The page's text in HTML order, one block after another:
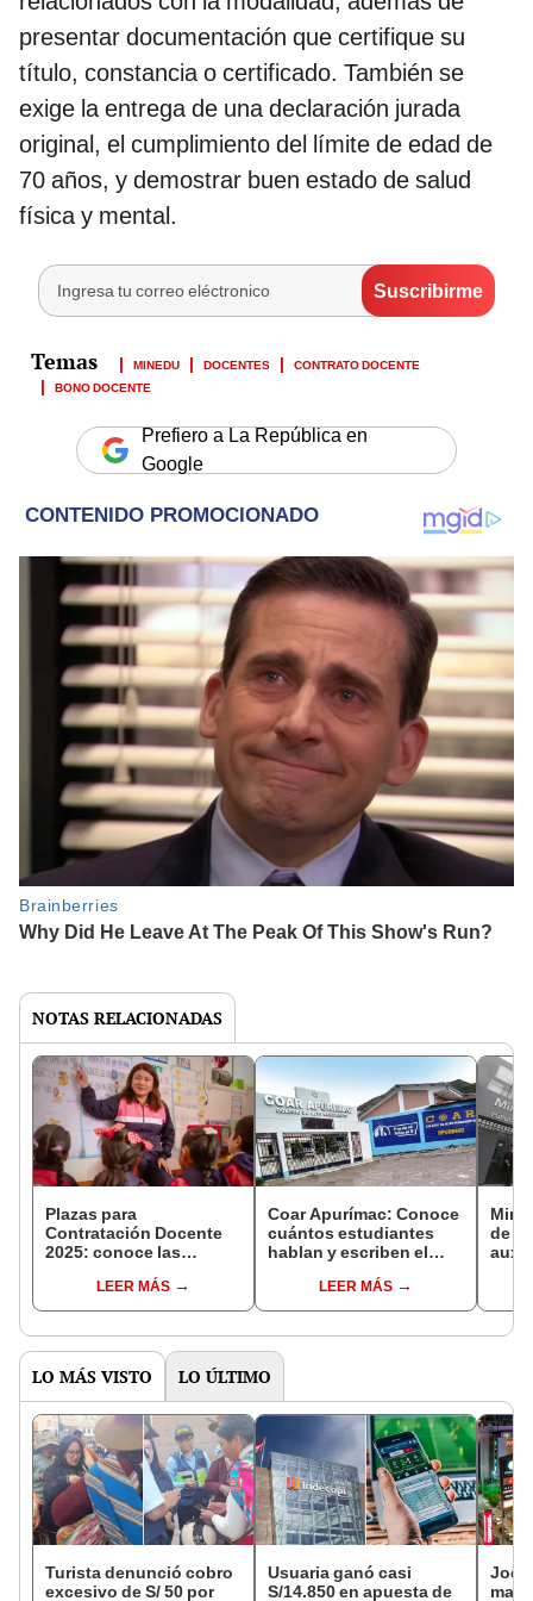
presentar documentación que certifique su
título, constancia o certificado. También se
exige la entrega de una declaración jurada
original, el cumplimiento del límite de edad de
70 años, y demostrar buen estado de salud
física y mental.
MINEDU DOCENTES
CONTRATO DOCENTE
BONO DOCENTE
Prefiero a La República en
Google
NOTAS RELACIONADAS
Plazas para
Contratación Docente
2025: conoce las
resultados de la
convocatoria del
LEER MÁS
Coar Apurímac: Conoce
cuántos estudiantes
hablan y escriben el
pasantías al extranjero
LEER MÁS
de
LO MÁS VISTO LO ÚLTIMO
Turista denunció cobro
excesivo de S/ 50 por
Usuaria ganó casi
S/14.850 en apuesta de